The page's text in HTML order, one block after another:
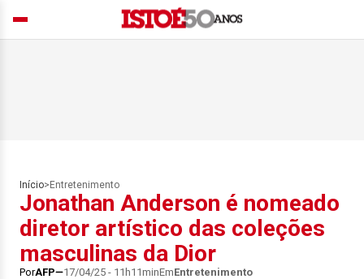
Início> Entretenimento
Jonathan Anderson é nomeado
diretor artístico das coleções
masculinas da Dior
PorAFP 17/04/25 - 11h11minEmEntretenimento